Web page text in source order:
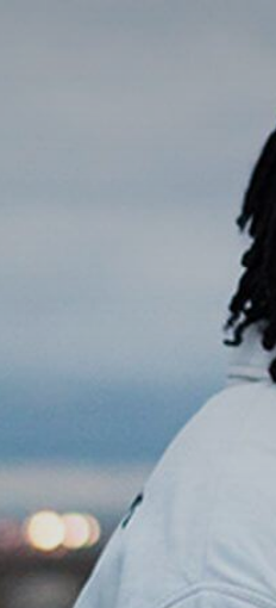
AGENDA
Paris
Festivals